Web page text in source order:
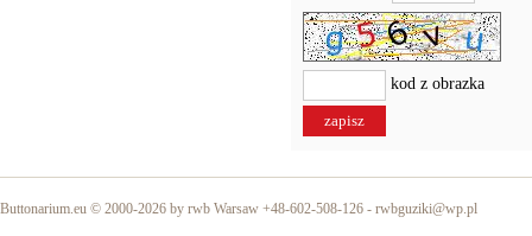
kod z obrazka
Buttonarium.eu © 2000-2026 by rwb Warsaw +48-602-508-126 - rwbguziki@wp.pl